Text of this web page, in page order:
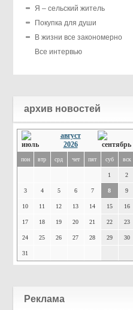
Я – сельский житель
Покупка для души
В жизни все закономерно
Все интервью
архив новостей
август
2026
пон втр срд чет пят суб вск
1 2
3 4 5 6 7 8 9
10 11 12 13 14 15 16
17 18 19 20 21 22 23
24 25 26 27 28 29 30
31
Реклама